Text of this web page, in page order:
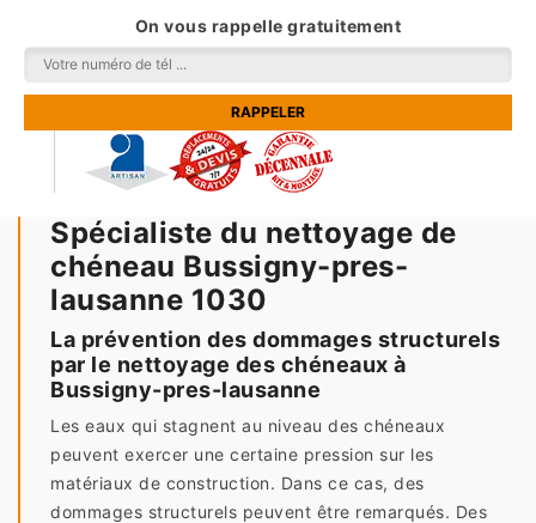
On vous rappelle gratuitement
Spécialiste du nettoyage de
chéneau Bussigny-pres-
lausanne 1030
La prévention des dommages structurels
par le nettoyage des chéneaux à
Bussigny-pres-lausanne
Les eaux qui stagnent au niveau des chéneaux
peuvent exercer une certaine pression sur les
matériaux de construction. Dans ce cas, des
dommages structurels peuvent être remarqués. Des